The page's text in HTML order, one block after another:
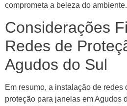
comprometa a beleza do ambiente.
Considerações
Redes de
Agudos do Sul
Em resumo, a instalação de redes
proteção para janelas em Agudos